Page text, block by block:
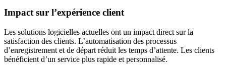
Impact sur l’expérience client
Les solutions logicielles actuelles ont un impact direct sur la
satisfaction des clients. L’automatisation des processus
d’enregistrement et de départ réduit les temps d’attente. Les clients
bénéficient d’un service plus rapide et personnalisé.